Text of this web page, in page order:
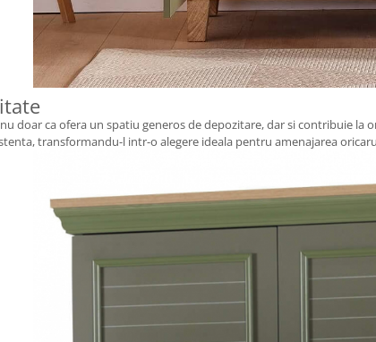
doar ca ofera un spatiu generos de depozitare, dar si contribuie
transformandu-l intr-o alegere ideala pentru amenajarea